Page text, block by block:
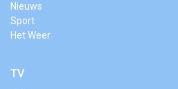
Nieuws
Sport
Het Weer
TV